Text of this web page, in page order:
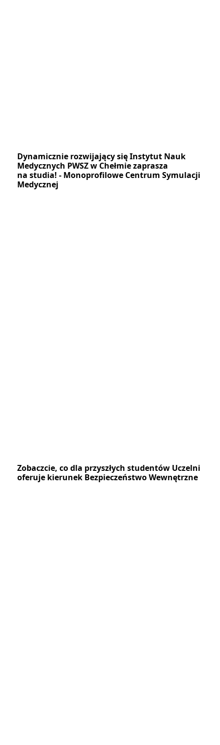
Dynamicznie rozwijający się Instytut Nauk
Medycznych PWSZ w Chełmie zaprasza
na studia! - Monoprofilowe Centrum Symulacji
Medycznej
Zobaczcie, co dla przyszłych studentów Uczelni
oferuje kierunek Bezpieczeństwo Wewnętrzne